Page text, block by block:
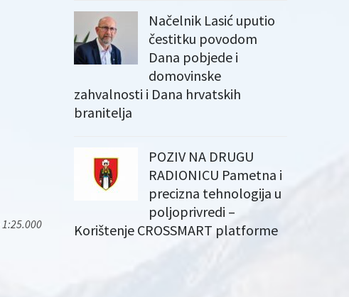
1:25.000
Načelnik Lasić uputio
čestitku povodom
Dana pobjede i
domovinske
zahvalnosti i Dana hrvatskih
branitelja
POZIV NA DRUGU
RADIONICU Pametna i
precizna tehnologija u
poljoprivredi –
Korištenje CROSSMART platforme